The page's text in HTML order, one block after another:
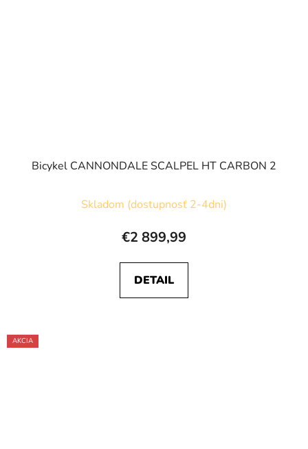
Bicykel CANNONDALE SCALPEL HT CARBON 2
Skladom (dostupnosť 2-4dni)
€2 899,99
DETAIL
AKCIA